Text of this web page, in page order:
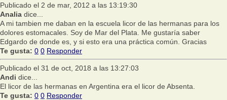
Publicado el 2 de mar, 2012 a las 13:19:30
Analia dice...
A mi tambien me daban en la escuela licor de las hermanas para los
dolores estomacales. Soy de Mar del Plata. Me gustaría saber
Edgardo de donde es, y si esto era una práctica común. Gracias
Te gusta: 0 0 Responder
Publicado el 31 de oct, 2018 a las 13:27:03
Andi dice...
El licor de las hermanas en Argentina era el licor de Absenta.
Te gusta: 0 0 Responder